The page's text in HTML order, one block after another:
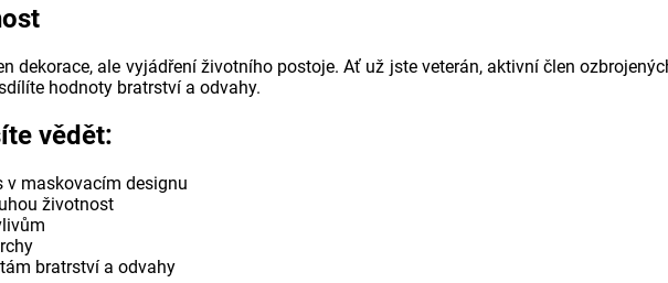
dekorace, ale vyjádření životního postoje. Ať už jste veterán, aktivní člen
hodnoty bratrství a odvahy.​
vědět:
v maskovacím designu
životnost
bratrství a odvahy